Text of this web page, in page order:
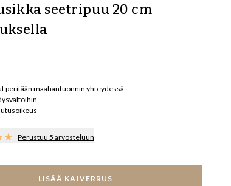
seetripuu 20 cm
peritään maahantuonnin yhteydessä
Perustuu 5 arvosteluun
LISÄÄ KAIVERRUS